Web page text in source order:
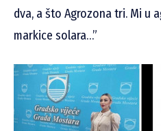
dva, a što Agrozona tri. Mi u
markice solara…”